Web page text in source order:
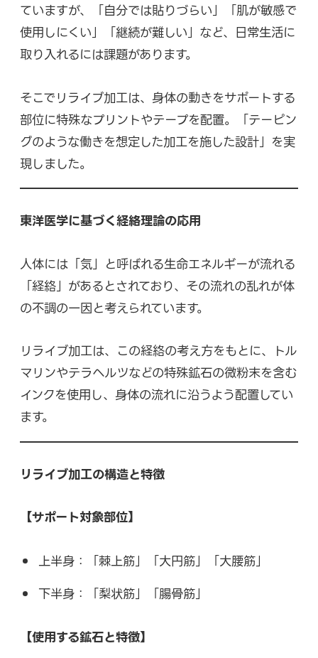
オンラインショップ
ていますが、「自分では貼りづらい」「肌が敏感で
使用しにくい」「継続が難しい」など、日常生活に
取り入れるには課題があります。
そこでリライブ加工は、身体の動きをサポートする
部位に特殊なプリントやテープを配置。「テーピン
グのような働きを想定した加工を施した設計」を実
現しました。
東洋医学に基づく経絡理論の応用
人体には「気」と呼ばれる生命エネルギーが流れる
「経絡」があるとされており、その流れの乱れが体
の不調の一因と考えられています。
リライブ加工は、この経絡の考え方をもとに、トル
マリンやテラヘルツなどの特殊鉱石の微粉末を含む
インクを使用し、身体の流れに沿うよう配置してい
ます。
リライブ加工の構造と特徴
【サポート対象部位】
上半身：「棘上筋」「大円筋」「大腰筋」
下半身：「梨状筋」「腸骨筋」
【使用する鉱石と特徴】